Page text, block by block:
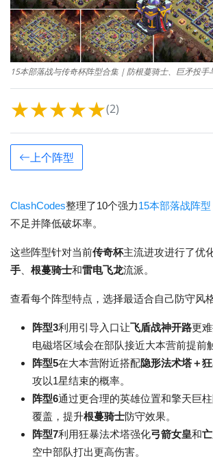
15本部落战与传奇杯阵型合集｜防根蔓骑士、巨矛投手
★★★★★(2)
上个阵型
ClashCodes整理了10个强力15本部落战阵型
不足并降低破坏率。
这些阵型针对当前传奇杯主流进攻进行了优
手
根蔓骑士和雷电飞龙流派。
查看每个阵型特点，选择最适合自己防守风
阵型3利用引导入口让飞盾战神开路更
电磁塔区域会在部队接近大本营前提前
阵型5在大本营附近搭配隐形法术塔＋
攻以1星结束的概率。
阵型6通过更合理的英雄位置和擎天巨
覆盖，提升根蔓骑士防守效果。
阵型7利用狂暴法术塔强化弓箭女皇和
空中部队打出更高伤害。